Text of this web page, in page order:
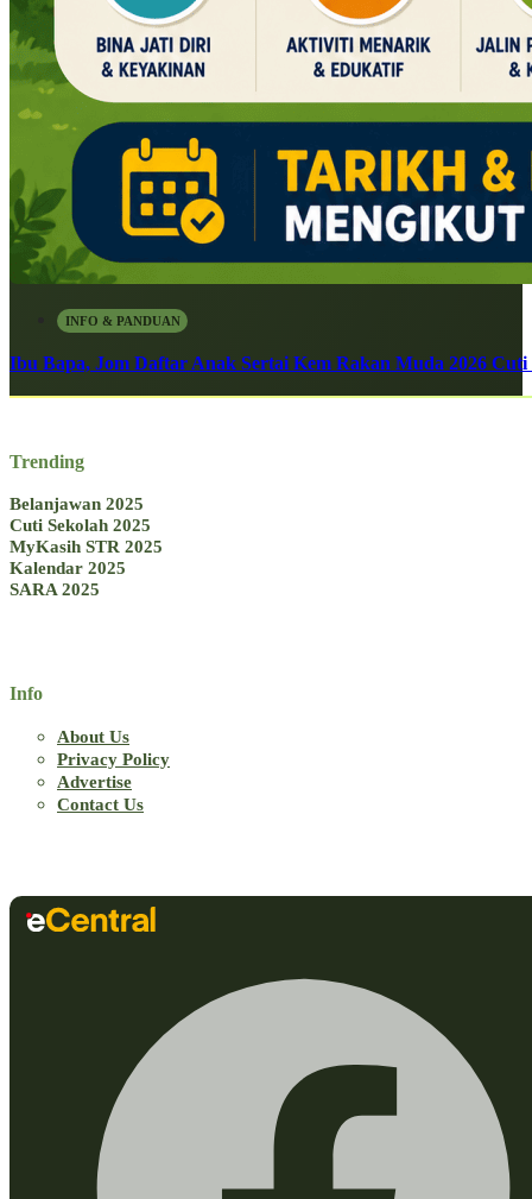
INFO & PANDUAN
Ibu Bapa, Jom Daftar Anak Sertai Kem Rakan Muda 2026
Trending
Belanjawan 2025
Cuti Sekolah 2025
MyKasih STR 2025
Kalendar 2025
SARA 2025
Info
About Us
Privacy Policy
Advertise
Contact Us